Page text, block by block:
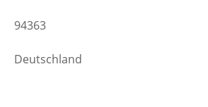
94363
Deutschland